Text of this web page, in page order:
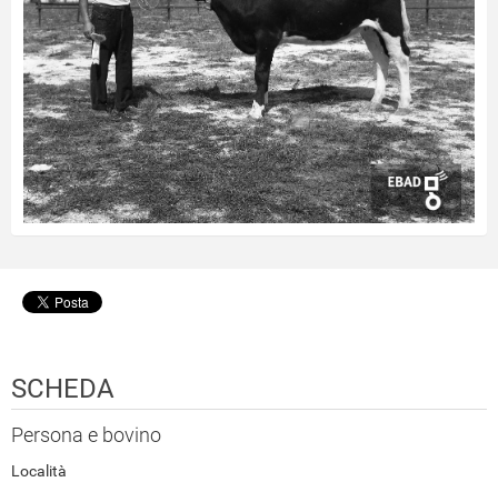
SCHEDA
Persona e bovino
Località